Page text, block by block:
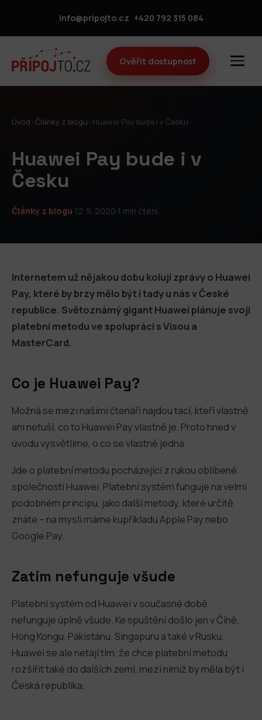
info@pripojto.cz +420 792 315 084
Ověřit dostupnost
Úvod Články z blogu Huawei Pay bude i v Česku
Huawei Pay bude i v
Česku
Články z blogu·12. 5. 2020·1 min čtení
Internetem už nějakou dobu kolují zprávy o Huawei
Pay, které by brzy mělo být i tady u nás v České
republice. Světoznámý gigant Huawei plánuje svoji
platební metodu ve spolupráci s Visou a
MasterCard.
Co je Huawei Pay?
Možná se mezi našimi čtenáři najdou tací, kteří vlastně
ani netuší, co to Huawei Pay vlastně je. Proto hned v
úvodu vysvětlíme, o co se vlastně jedná.
Jde o platební metodu pocházející z rukou oblíbené
společnosti Huawei. Platební systém funguje na velmi
podobném principu, jako další metody, které určitě
znáte – na mysli máme kupříkladu Apple Pay nebo
Google Pay.
Zatím nefunguje všude
Platební systém od Huawei v současné době
nefunguje úplně všude. Ke spuštění došlo jen v Číně,
Hong Kongu, Pákistánu, Singapuru a také v Rusku.
Huawei se ale netají tím, že chce platební metodu
rozšířit také do dalších zemí, mezi nimiž by měla být i
Česká republika.